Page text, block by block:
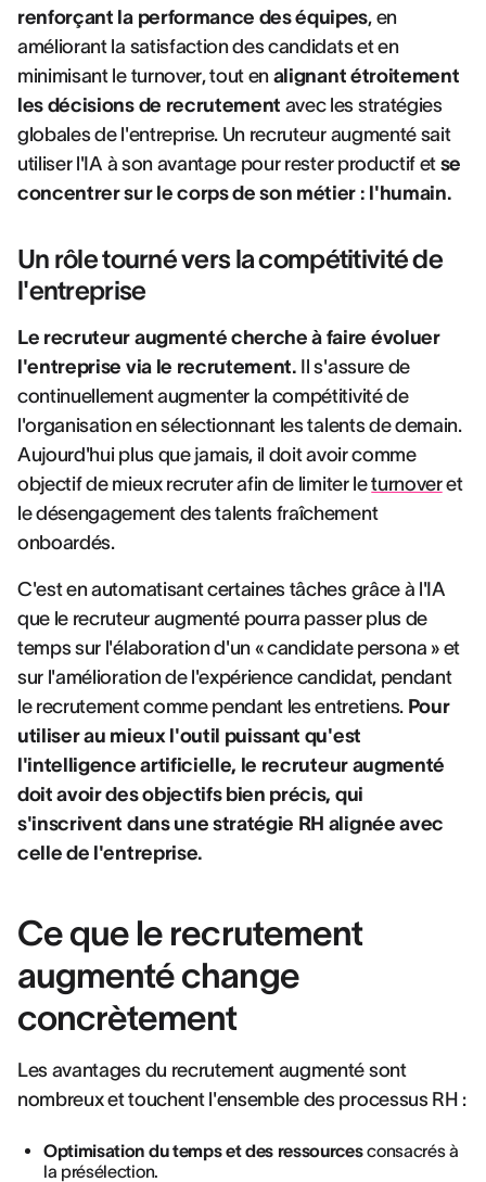
renforçant la performance des équipes, en
améliorant la satisfaction des candidats et en
minimisant le turnover, tout en alignant étroitement
les décisions de recrutement avec les stratégies
globales de l'entreprise. Un recruteur augmenté sait
utiliser l'IA à son avantage pour rester productif et se
concentrer sur le corps de son métier : l'humain.
Un rôle tourné vers la compétitivité de
l'entreprise
Le recruteur augmenté cherche à faire évoluer
l'entreprise via le recrutement. Il s'assure de
continuellement augmenter la compétitivité de
l'organisation en sélectionnant les talents de demain.
Aujourd'hui plus que jamais, il doit avoir comme
objectif de mieux recruter afin de limiter leturnoveret
le désengagement des talents fraîchement
onboardés.
C'est en automatisant certaines tâches grâce à l'IA
que le recruteur augmenté pourra passer plus de
temps sur l'élaboration d'un « candidate persona » et
sur l'amélioration de l'expérience candidat, pendant
le recrutement comme pendant les entretiens. Pour
utiliser au mieux l'outil puissant qu'est
l'intelligence artificielle, le recruteur augmenté
doit avoir des objectifs bien précis, qui
s'inscrivent dans une stratégie RH alignée avec
celle de l'entreprise.
Ce que le recrutement
augmenté change
concrètement
Les avantages du recrutement augmenté sont
nombreux et touchent l'ensemble des processus RH :
Optimisation du temps et des ressourcesconsacrés à
la présélection.